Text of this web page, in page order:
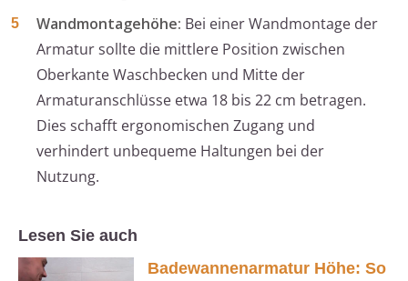
Wandmontagehöhe: Bei einer Wandmontage der
Armatur sollte die mittlere Position zwischen
Oberkante Waschbecken und Mitte der
Armaturanschlüsse etwa 18 bis 22 cm betragen.
Dies schafft ergonomischen Zugang und
verhindert unbequeme Haltungen bei der
Nutzung.
Lesen Sie auch
Badewannenarmatur Höhe: So